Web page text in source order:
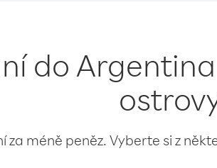
do
za méně peněz. Vyberte si z